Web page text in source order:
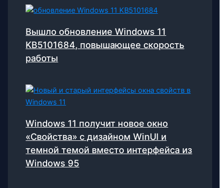
Вышло обновление Windows 11
KB5101684, повышающее скорость
работы
Windows 11 получит новое окно
«Свойства» с дизайном WinUI и
темной темой вместо интерфейса из
Windows 95